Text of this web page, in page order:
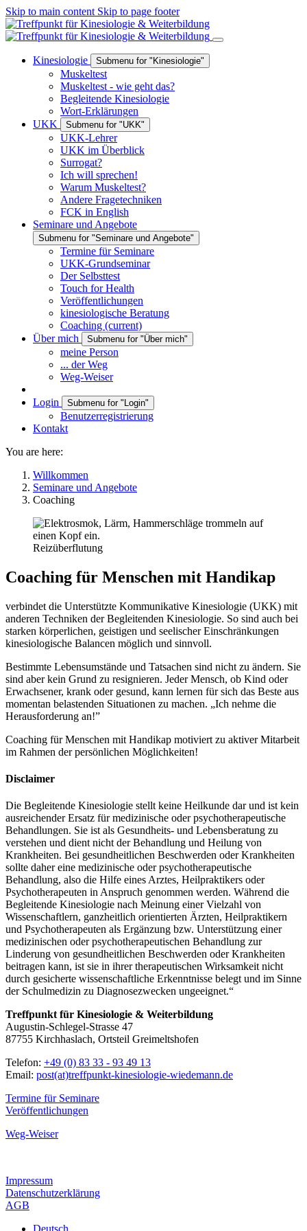
Skip to main content Skip to page footer
Kinesiologie Submenu for "Kinesiologie"
Muskeltest
Muskeltest - wie geht das?
Begleitende Kinesiologie
Wort-Erklärungen
UKK
Submenu for "UKK"
UKK-Lehrer
UKK im Überblick
Surrogat?
Ich will sprechen!
Warum Muskeltest?
Andere Fragetechniken
FCK in English
Seminare und Angebote
Submenu for "Seminare und Angebote"
Termine für Seminare
UKK-Grundseminar
Der Selbsttest
Touch for Health
Veröffentlichungen
kinesiologische Beratung
Coaching (current)
Über mich
Submenu for "Über mich"
meine Person
... der Weg
Weg-Weiser
Login Submenu for "Login"
Benutzerregistrierung
Kontakt
You are here:
Willkommen
Seminare und Angebote
Coaching
Reizüberflutung
Coaching für Menschen mit Handikap
verbindet die Unterstützte Kommunikative Kinesiologie (UKK) mit
anderen Techniken der Begleitenden Kinesiologie. So sind auch bei
starken körperlichen, geistigen und seelischer Einschränkungen
kinesiologische Balancen möglich und sinnvoll.
Bestimmte Lebensumstände und Tatsachen sind nicht zu ändern. Sie
sind aber kein Grund zu resignieren. Jeder Mensch, ob Kind oder
Erwachsener, krank oder gesund, kann lernen für sich das Beste aus
momentan belastenden Situationen zu machen. „Ich nehme die
Herausforderung an!”
Coaching für Menschen mit Handikap motiviert zu aktiver Mitarbeit
im Rahmen der persönlichen Möglichkeiten!
Disclaimer
Die Begleitende Kinesiologie stellt keine Heilkunde dar und ist kein
ausreichender Ersatz für medizinische oder psychotherapeutische
Behandlungen. Sie ist als Gesundheits- und Lebensberatung zu
verstehen und dient nicht der Behandlung und Heilung von
Krankheiten. Bei gesundheitlichen Beschwerden oder Krankheiten
sollte daher eine medizinische oder psychotherapeutische
Behandlung, also die Hilfe eines Arztes, Heilpraktikers oder
Psychotherapeuten in Anspruch genommen werden. Während die
Begleitende Kinesiologie nach Meinung einer Vielzahl von
Wissenschaftlern, ganzheitlich orientierten Ärzten, Heilpraktikern
und Psychotherapeuten als Ergänzung bzw. Unterstützung einer
medizinischen oder psychotherapeutischen Behandlung zur
Linderung von gesundheitlichen Beschwerden oder Krankheiten
beitragen kann, ist sie in ihrer therapeutischen Wirksamkeit nicht
durch gesicherte wissenschaftliche Erkenntnisse belegt und im Sinne
der Schulmedizin zu Diagnosezwecken ungeeignet.“
Treffpunkt für Kinesiologie & Weiterbildung
Augustin-Schlegel-Strasse 47
87755 Kirchhaslach, Ortsteil Greimeltshofen
Telefon: +49 (0) 83 33 - 93 49 13
Email: post(at)treffpunkt-kinesiologie-wiedemann.de
Termine für Seminare
Veröffentlichungen
Weg-Weiser
Impressum
Datenschutzerklärung
AGB